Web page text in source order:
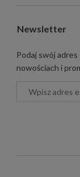
Newsletter
Podaj swój
nowościach i